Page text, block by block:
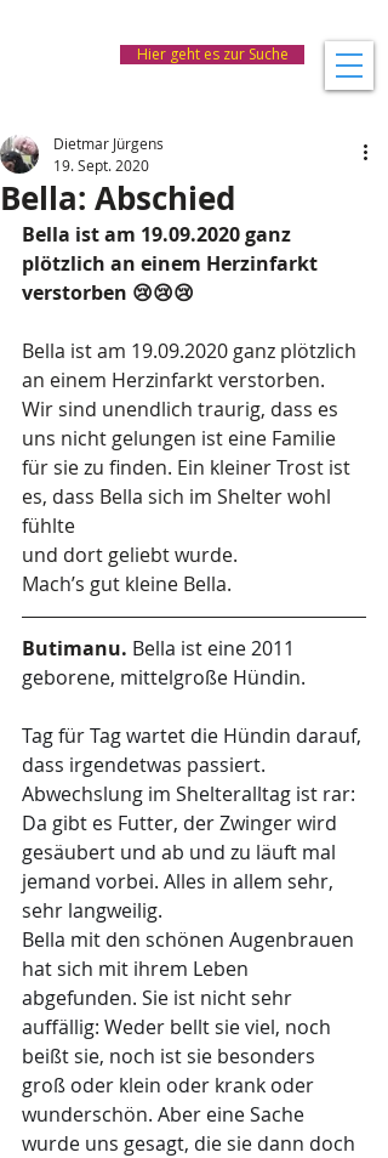
Hier geht es zur Suche
Bella: Abschied
Dietmar Jürgens
19. Sept. 2020
Bella ist am 19.09.2020 ganz
plötzlich an einem Herzinfarkt
verstorben 😢😢😢
Bella ist am 19.09.2020 ganz plötzlich
an einem Herzinfarkt verstorben.
Wir sind unendlich traurig, dass es
uns nicht gelungen ist eine Familie
für sie zu finden. Ein kleiner Trost ist
es, dass Bella sich im Shelter wohl
fühlte
und dort geliebt wurde.
Mach’s gut kleine Bella.
Butimanu. Bella ist eine 2011
geborene, mittelgroße Hündin.
Tag für Tag wartet die Hündin darauf,
dass irgendetwas passiert.
Abwechslung im Shelteralltag ist rar:
Da gibt es Futter, der Zwinger wird
gesäubert und ab und zu läuft mal
jemand vorbei. Alles in allem sehr,
sehr langweilig.
Bella mit den schönen Augenbrauen
hat sich mit ihrem Leben
abgefunden. Sie ist nicht sehr
auffällig: Weder bellt sie viel, noch
beißt sie, noch ist sie besonders
groß oder klein oder krank oder
wunderschön. Aber eine Sache
wurde uns gesagt, die sie dann doch